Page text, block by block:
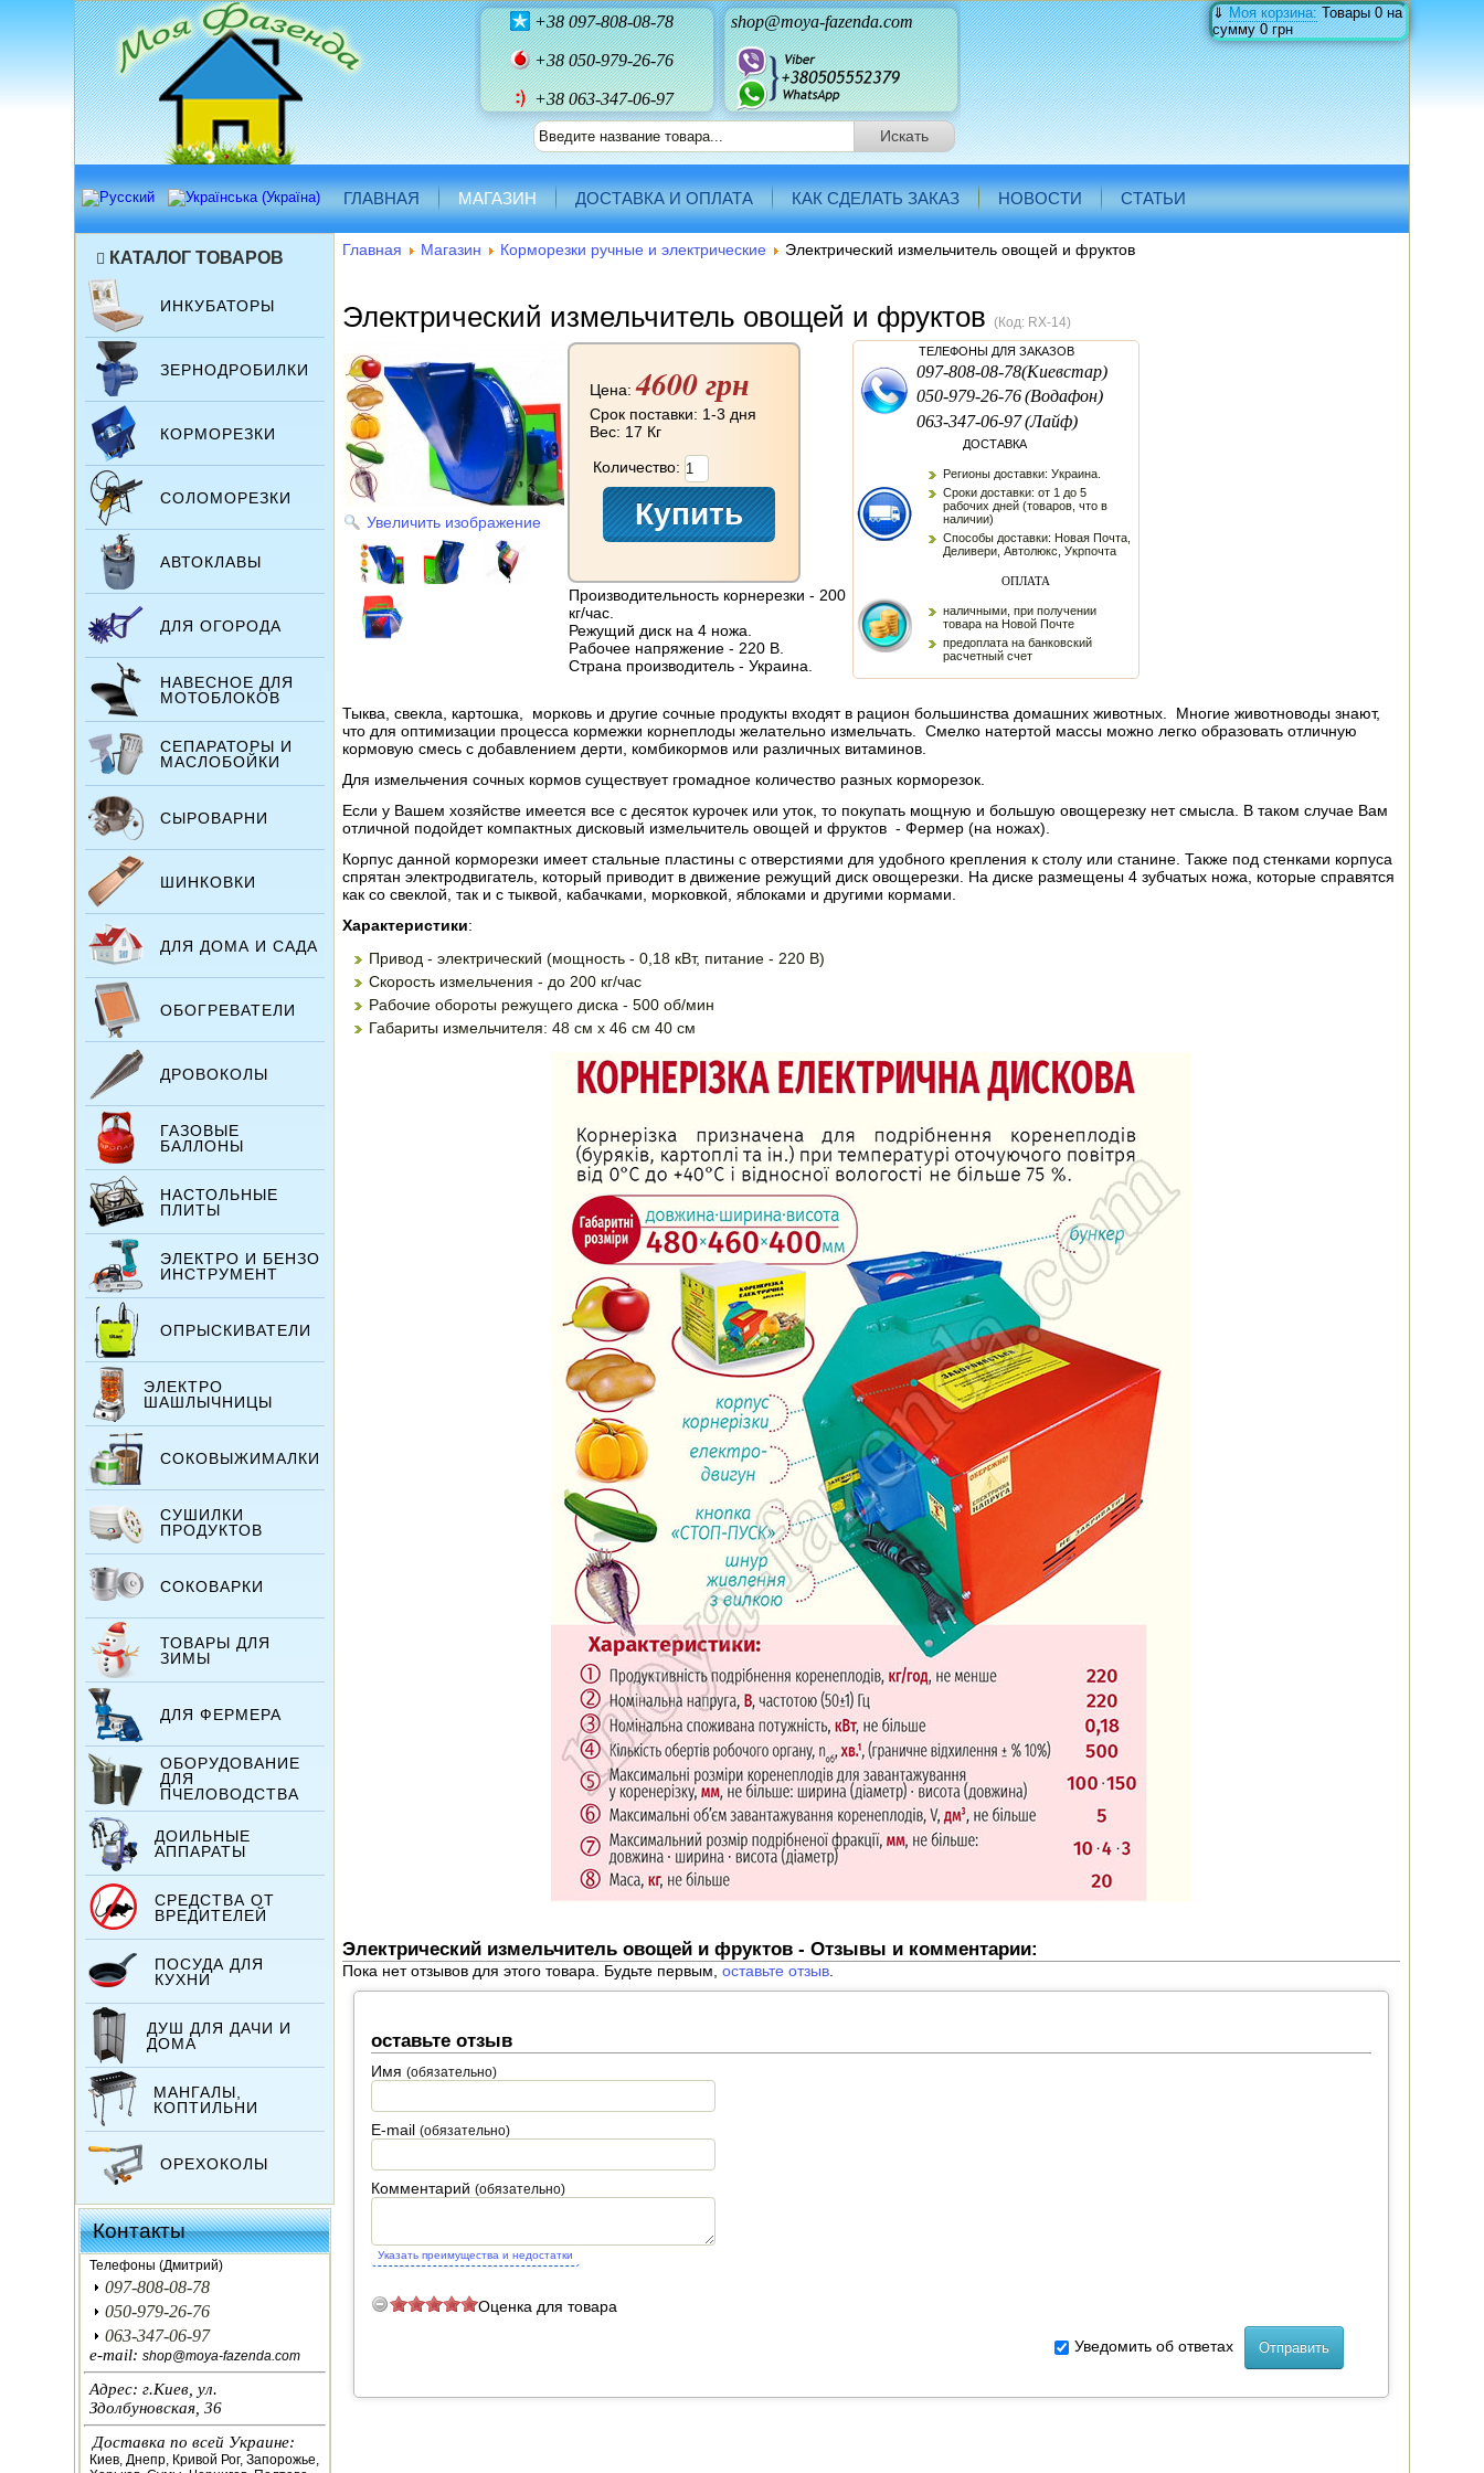
⇓Моя корзина:Товары0на
сумму0 грн
+38097-808-08-78 shop@moya-fazenda.com
+38050-979-26-76
+38 063-347-06-97
ГЛАВНАЯ МАГАЗИН ДОСТАВКА И ОПЛАТА КАК СДЕЛАТЬ ЗАКАЗ НОВОСТИ СТАТЬИ
КАТАЛОГ ТОВАРОВ
ИНКУБАТОРЫ
ЗЕРНОДРОБИЛКИ
КОРМОРЕЗКИ
СОЛОМОРЕЗКИ
АВТОКЛАВЫ
ДЛЯ ОГОРОДА
НАВЕСНОЕ ДЛЯ
МОТОБЛОКОВ
СЕПАРАТОРЫ И
МАСЛОБОЙКИ
СЫРОВАРНИ
ШИНКОВКИ
ДЛЯ ДОМА И САДА
ОБОГРЕВАТЕЛИ
ДРОВОКОЛЫ
ГАЗОВЫЕ
БАЛЛОНЫ
НАСТОЛЬНЫЕ
ПЛИТЫ
ЭЛЕКТРО И БЕНЗО
ИНСТРУМЕНТ
ОПРЫСКИВАТЕЛИ
ЭЛЕКТРО
ШАШЛЫЧНИЦЫ
СОКОВЫЖИМАЛКИ
СУШИЛКИ
ПРОДУКТОВ
СОКОВАРКИ
ТОВАРЫ ДЛЯ
ЗИМЫ
ДЛЯ ФЕРМЕРА
ОБОРУДОВАНИЕ
ДЛЯ
ПЧЕЛОВОДСТВА
ДОИЛЬНЫЕ
АППАРАТЫ
СРЕДСТВА ОТ
ВРЕДИТЕЛЕЙ
ПОСУДА ДЛЯ
КУХНИ
ДУШ ДЛЯ ДАЧИ И
ДОМА
МАНГАЛЫ,
КОПТИЛЬНИ
ОРЕХОКОЛЫ
ИНКУБАТОРЫ
ЗЕРНОДРОБИЛКИ
КОРМОРЕЗКИ
СОЛОМОРЕЗКИ
АВТОКЛАВЫ
ДЛЯ ОГОРОДА
Контакты
Телефоны (Дмитрий)
097-808-08-78
050-979-26-76
063-347-06-97
e-mail:shop@moya-fazenda.com
Адрес: г.Киев, ул.
Здолбуновская, 36
Доставка по всей Украине:
Киев, Днепр, Кривой Рог, Запорожье,
Главная Магазин Корморезки ручные и электрические Электрический измельчитель овощей и фруктов
Электрический измельчитель овощей и фруктов(Код: RX-14)
Увеличить изображение
Цена:4600 грн
Срок поставки: 1-3 дня
Вес: 17 Кг
Количество:
Производительность корнерезки - 200
кг/час.
Режущий диск на 4 ножа.
Рабочее напряжение - 220 В.
Страна производитель - Украина.
ТЕЛЕФОНЫ ДЛЯ ЗАКАЗОВ
097-808-08-78(Киевстар)
050-979-26-76(Водафон)
063-347-06-97(Лайф)
ДОСТАВКА
Регионы доставки: Украина.
Сроки доставки: от 1 до 5
рабочих дней (товаров, что в
наличии)
Способы доставки: Новая Почта,
Деливери, Автолюкс, Укрпочта
ОПЛАТА
наличными, при получении
товара на Новой Почте
предоплата на банковский
расчетный счет
Тыква, свекла, картошка, морковь и другие сочные продукты входят в рацион большинства домашних животных. Многие животноводы знают,
что для оптимизации процесса кормежки корнеплоды желательно измельчать. Смелко натертой массы можно легко образовать отличную
кормовую смесь с добавлением дерти, комбикормов или различных витаминов.
Для измельчения сочных кормов существует громадное количество разных корморезок.
Если у Вашем хозяйстве имеется все с десяток курочек или уток, то покупать мощную и большую овощерезку нет смысла. В таком случае Вам
отличной подойдет компактных дисковый измельчитель овощей и фруктов - Фермер (на ножах).
Корпус данной корморезки имеет стальные пластины с отверстиями для удобного крепления к столу или станине. Также под стенками корпуса
спрятан электродвигатель, который приводит в движение режущий диск овощерезки. На диске размещены 4 зубчатых ножа, которые справятся
как со свеклой, так и с тыквой, кабачками, морковкой, яблоками и другими кормами.
Характеристики:
Привод - электрический (мощность - 0,18 кВт, питание - 220 В)
Скорость измельчения - до 200 кг/час
Рабочие обороты режущего диска - 500 об/мин
Габариты измельчителя: 48 см х 46 см 40 см
Электрический измельчитель овощей и фруктов - Отзывы и комментарии:
Пока нет отзывов для этого товара. Будьте первым,оставьте отзыв
оставьте отзыв
Имя(обязательно)
E-mail(обязательно)
Комментарий(обязательно)
Указать преимущества и недостатки
Оценка для товара
Уведомить об ответах